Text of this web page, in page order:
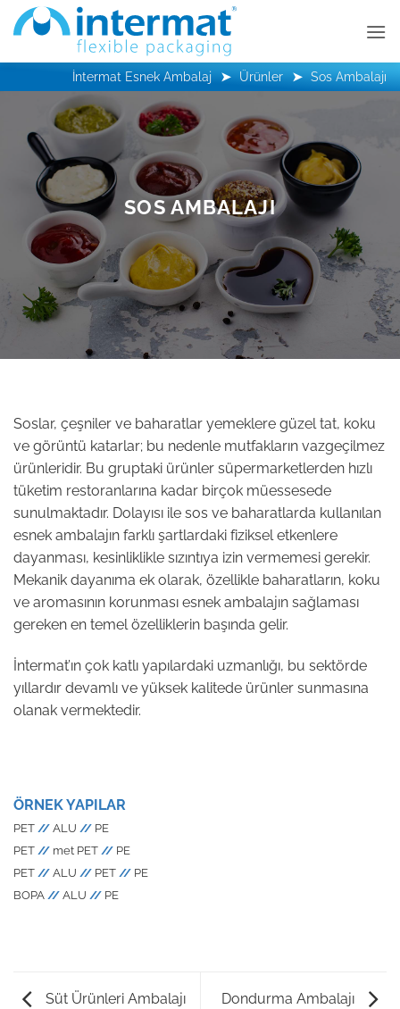
İçeriğe
atla
İntermat Esnek Ambalaj Ürünler Sos Ambalajı
SOS AMBALAJI
Soslar, çeşniler ve baharatlar yemeklere güzel tat, koku
ve görüntü katarlar; bu nedenle mutfakların vazgeçilmez
ürünleridir. Bu gruptaki ürünler süpermarketlerden hızlı
tüketim restoranlarına kadar birçok müessesede
sunulmaktadır. Dolayısı ile sos ve baharatlarda kullanılan
esnek ambalajın farklı şartlardaki fiziksel etkenlere
dayanması, kesinliklikle sızıntıya izin vermemesi gerekir.
Mekanik dayanıma ek olarak, özellikle baharatların, koku
ve aromasının korunması esnek ambalajın sağlaması
gereken en temel özelliklerin başında gelir.
İntermat’ın çok katlı yapılardaki uzmanlığı, bu sektörde
yıllardır devamlı ve yüksek kalitede ürünler sunmasına
olanak vermektedir.
ÖRNEK YAPILAR
PET // ALU // PE
PET // met PET // PE
PET // ALU // PET // PE
BOPA // ALU // PE
Süt Ürünleri Ambalajı Dondurma Ambalajı